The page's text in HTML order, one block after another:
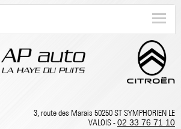
3, route des Marais 50250 ST SYMPHORIEN LE
VALOIS -02 33 76 71 10